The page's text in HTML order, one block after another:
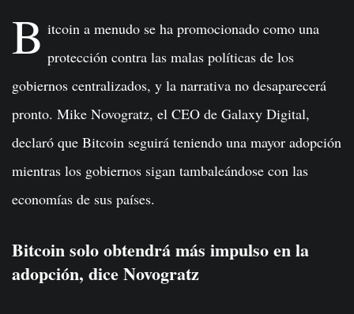
B itcoin a menudo se ha promocionado como una
protección contra las malas políticas de los
gobiernos centralizados, y la narrativa no desaparecerá
pronto. Mike Novogratz, el CEO de Galaxy Digital,
declaró que Bitcoin seguirá teniendo una mayor adopción
mientras los gobiernos sigan tambaleándose con las
economías de sus países.
Bitcoin solo obtendrá más impulso en la
adopción, dice Novogratz